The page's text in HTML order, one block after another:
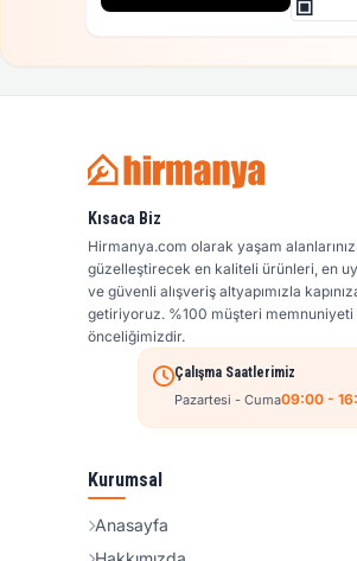
Kısaca Biz
Hirmanya.com olarak yaşam alanlarınızı
güzelleştirecek en kaliteli ürünleri, en
ve güvenli alışveriş altyapımızla
getiriyoruz. %100 müşteri memnuniyeti
önceliğimizdir.
Çalışma Saatlerimiz
Pazartesi - Cuma09:00 -
Kurumsal
Anasayfa